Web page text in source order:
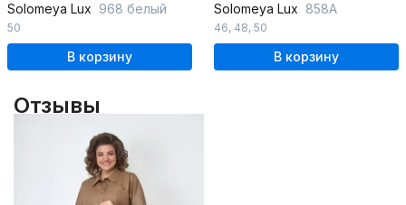
Solomeya Lux 968 белый
50
В корзину
Solomeya Lux 858A
46, 48, 50
В корзину
Отзывы